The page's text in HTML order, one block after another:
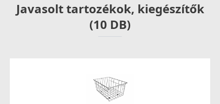
ELLECI - Csaptelep Fold Matt fekete
Javasolt tartozékok, kiegészítők
(10 DB)